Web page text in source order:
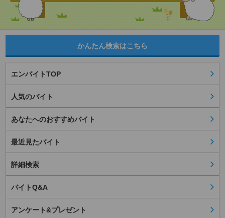
かんたん検索はこちら
エンバイトTOP
人気のバイト
あなたへのおすすめバイト
最近見たバイト
詳細検索
バイトQ&A
アンケート&プレゼント